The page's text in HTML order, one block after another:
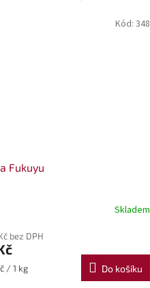
Fukuyu
Skladem
bez DPH
/ 1 kg Do košíku
Kód: 348